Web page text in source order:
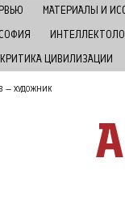
МАТЕРИАЛЫ И
ЦИВИЛИЗАЦИИ
— ХУДОЖНИК